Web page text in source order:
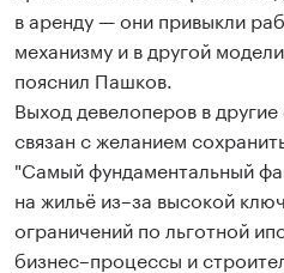
в аренду — они привыкли
механизму и в другой
пояснил Пашков.
Выход девелоперов в
связан с желанием
"Самый фундаментальный
на жильё из–за высокой
ограничений по льготной
бизнес–процессы и